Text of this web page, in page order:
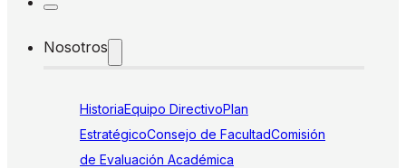
Nosotros
HistoriaEquipo DirectivoPlan
EstratégicoConsejo de FacultadComisión
de Evaluación Académica